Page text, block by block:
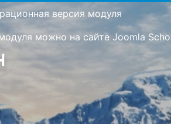
версия модуля
можно на сайте Joomla